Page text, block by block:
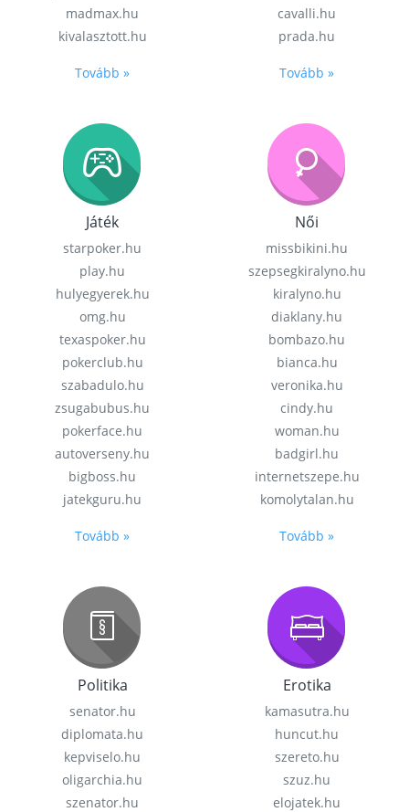
madmax.hu
kivalasztott.hu
Tovább »
cavalli.hu
prada.hu
Tovább »
Játék
starpoker.hu
play.hu
hulyegyerek.hu
omg.hu
texaspoker.hu
pokerclub.hu
szabadulo.hu
zsugabubus.hu
pokerface.hu
autoverseny.hu
bigboss.hu
jatekguru.hu
Tovább »
Női
missbikini.hu
szepsegkiralyno.hu
kiralyno.hu
diaklany.hu
bombazo.hu
bianca.hu
veronika.hu
cindy.hu
woman.hu
badgirl.hu
internetszepe.hu
komolytalan.hu
Tovább »
Politika
senator.hu
diplomata.hu
kepviselo.hu
oligarchia.hu
szenator.hu
Erotika
kamasutra.hu
huncut.hu
szereto.hu
szuz.hu
elojatek.hu